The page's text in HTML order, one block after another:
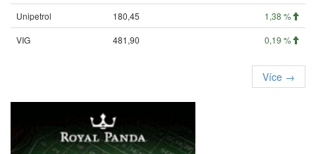
Unipetrol
180,45
1,38 %
VIG
481,90 0,19 %
Více →